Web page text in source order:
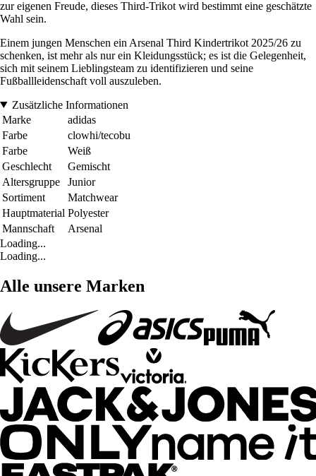
zur eigenen Freude, dieses Third-Trikot wird bestimmt eine geschätzte
Wahl sein.
Einem jungen Menschen ein Arsenal Third Kindertrikot 2025/26 zu
schenken, ist mehr als nur ein Kleidungsstück; es ist die Gelegenheit,
sich mit seinem Lieblingsteam zu identifizieren und seine
Fußballleidenschaft voll auszuleben.
Zusätzliche Informationen
Marke
adidas
Farbe
clowhi/tecobu
Farbe
Weiß
Geschlecht
Gemischt
Altersgruppe
Junior
Sortiment
Matchwear
Hauptmaterial Polyester
Mannschaft
Arsenal
Loading...
Loading...
Alle unsere Marken